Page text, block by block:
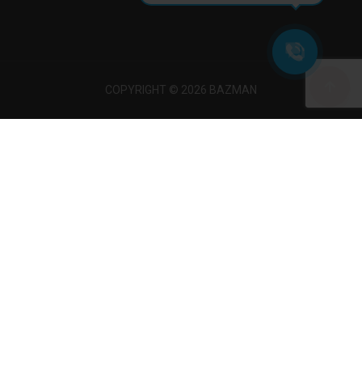
COPYRIGHT © 2026 BAZMAN